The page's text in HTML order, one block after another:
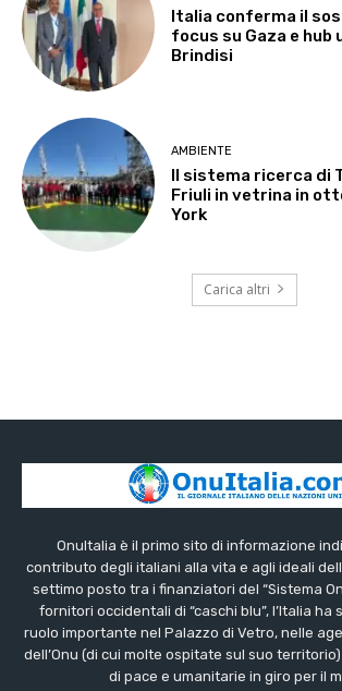
Italia conferma il
focus su Gaza e hub
Brindisi
AMBIENTE
Il sistema ricerca di
Friuli in vetrina in
York
Carica altri
OnuItalia è il primo sito di informazione
contributo degli italiani alla vita e agli ideali
settimo posto tra i finanziatori del “Sistema
fornitori occidentali di “caschi blu”, l’Italia ha
ruolo importante nel Palazzo di Vetro, nelle
dell’Onu (di cui molte ospitate sul suo
di pace e umanitarie in giro per il